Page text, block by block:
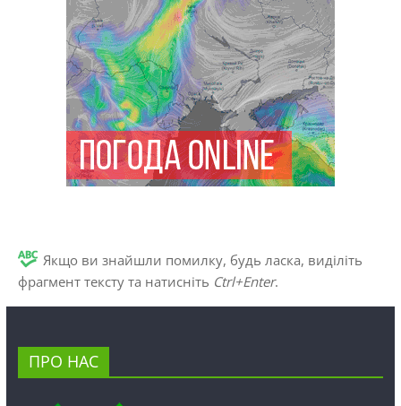
Якщо ви знайшли помилку, будь ласка, виділіть
фрагмент тексту та натисніть Ctrl+Enter.
ПРО НАС